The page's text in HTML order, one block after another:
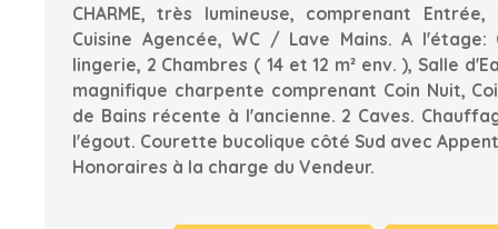
CHARME, très lumineuse, comprenant
Cuisine Agencée, WC / Lave Mains. A l'étage:
lingerie, 2 Chambres ( 14 et 12 m² env. ), Salle
magnifique charpente comprenant Coin Nuit,
de Bains récente à l'ancienne. 2 Caves.
l'égout. Courette bucolique côté Sud avec
Honoraires à la charge du Vendeur.